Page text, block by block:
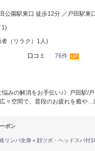
公園駅東口 徒歩12分 ／戸田駅東
1)
（リラク）1人)
口コミ 76件 UP
悩みの解消をお手伝い♪》戸田駅/
々空間で、普段のお疲れを癒や…
ポン
リンパ全身＋顔ツボ・ヘッドスパ付